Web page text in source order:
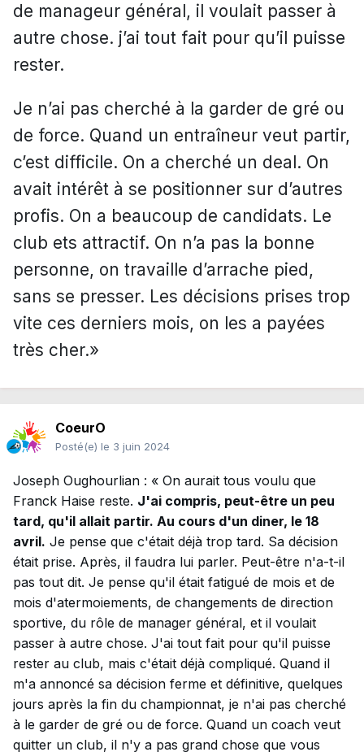
de manageur général, il voulait passer à
autre chose. j’ai tout fait pour qu’il puisse
rester.
Je n’ai pas cherché à la garder de gré ou
de force. Quand un entraîneur veut partir,
c’est difficile. On a cherché un deal. On
avait intérêt à se positionner sur d’autres
profis. On a beaucoup de candidats. Le
club ets attractif. On n’a pas la bonne
personne, on travaille d’arrache pied,
sans se presser. Les décisions prises trop
vite ces derniers mois, on les a payées
très cher.»
CoeurO
Posté(e) le 3 juin 2024
Joseph Oughourlian : « On aurait tous voulu que
Franck Haise reste. J'ai compris, peut-être un peu
tard, qu'il allait partir. Au cours d'un diner, le 18
avril. Je pense que c'était déjà trop tard. Sa décision
était prise. Après, il faudra lui parler. Peut-être n'a-t-il
pas tout dit. Je pense qu'il était fatigué de mois et de
mois d'atermoiements, de changements de direction
sportive, du rôle de manager général, et il voulait
passer à autre chose. J'ai tout fait pour qu'il puisse
rester au club, mais c'était déjà compliqué. Quand il
m'a annoncé sa décision ferme et définitive, quelques
jours après la fin du championnat, je n'ai pas cherché
à le garder de gré ou de force. Quand un coach veut
quitter un club, il n'y a pas grand chose que vous